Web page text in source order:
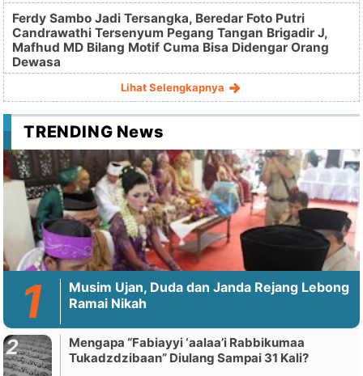
Ferdy Sambo Jadi Tersangka, Beredar Foto Putri
Candrawathi Tersenyum Pegang Tangan Brigadir J,
Mafhud MD Bilang Motif Cuma Bisa Didengar Orang
Dewasa
Lihat Selengkapnya
TRENDING News
Musim Ujan, Duda dan Janda Rejang Lebong
Ramai Nikah
Mengapa “Fabiayyi ‘aalaa’i Rabbikumaa
Tukadzdzibaan” Diulang Sampai 31 Kali?